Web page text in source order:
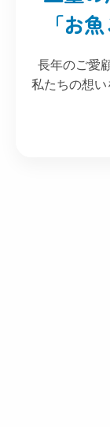
「お
長年のご愛
私たちの想